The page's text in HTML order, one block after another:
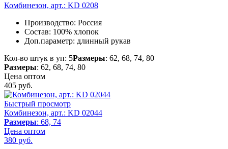
Комбинезон, арт.: KD 0208
Производство: Россия
Состав: 100% хлопок
Доп.параметр: длинный рукав
Кол-во штук в уп: 5Размеры: 62, 68, 74, 80
Размеры: 62, 68, 74, 80
Цена оптом
405 руб.
Быстрый просмотр
Комбинезон, арт.: KD 02044
Размеры: 68, 74
Цена оптом
380 руб.